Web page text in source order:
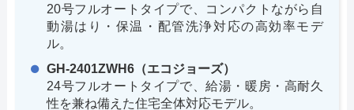
20号フルオートタイプで、コンパクトながら自
動湯はり・保温・配管洗浄対応の高効率モデ
ル。
GH-2401ZWH6（エコジョーズ）
24号フルオートタイプで、給湯・暖房・高耐久
性を兼ね備えた住宅全体対応モデル。